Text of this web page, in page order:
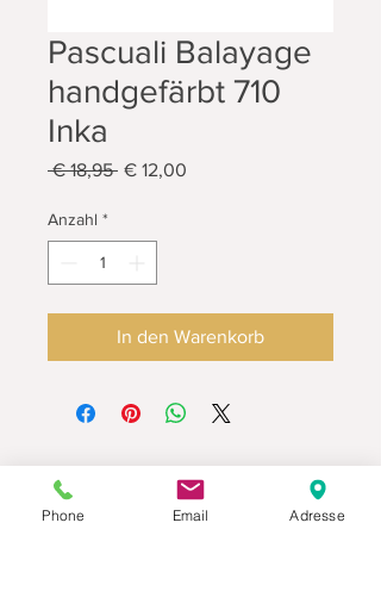
Pascuali Balayage
handgefärbt 710
Inka
€ 18,95 Standardpreis
€ 12,00
Anzahl *
In den Warenkorb
Phone Email Adresse